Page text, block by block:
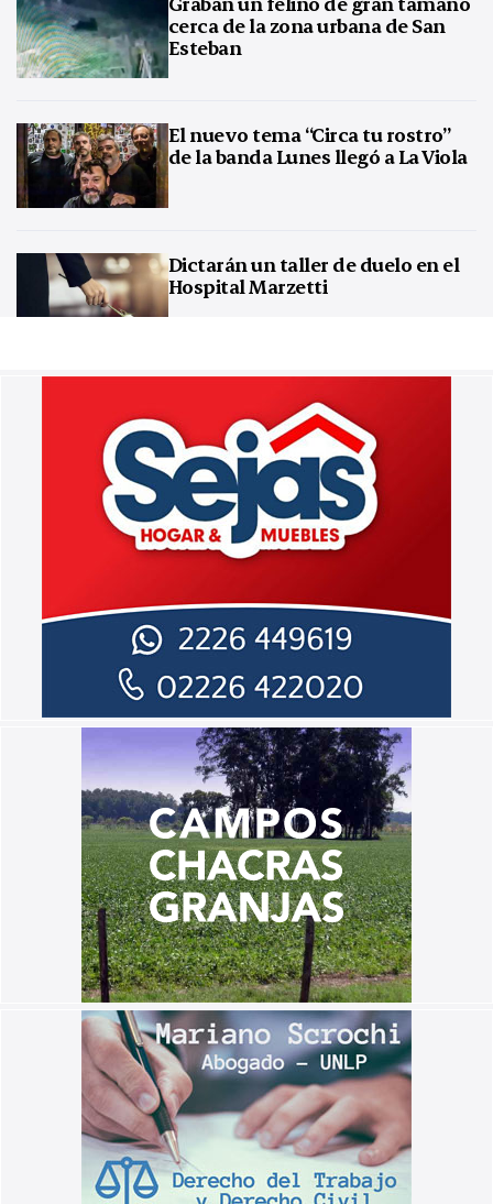
cerca de la zona urbana de San
Esteban
El nuevo tema “Circa tu rostro”
de la banda Lunes llegó a La Viola
Dictarán un taller de duelo en el
Hospital Marzetti